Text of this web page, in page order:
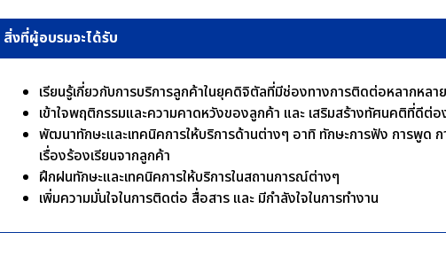
สิ่งที่ผู้อบรมจะได้รับ
เรียนรู้เกี่ยวกับการบริการลูกค้าในยุคดิจิตัลที่มีช่องทางการติดต่อหลากหลาย
เข้าใจพฤติกรรมและความคาดหวังของลูกค้า และ เสริมสร้างทัศนคติที่ดีต่อ
พัฒนาทักษะและเทคนิคการให้บริการด้านต่างๆ อาทิ ทักษะการฟัง การพูด ก
เรื่องร้องเรียนจากลูกค้า
ฝึกฝนทักษะและเทคนิคการให้บริการในสถานการณ์ต่างๆ
เพิ่มความมั่นใจในการติดต่อ สื่อสาร และ มีกำลังใจในการทำงาน